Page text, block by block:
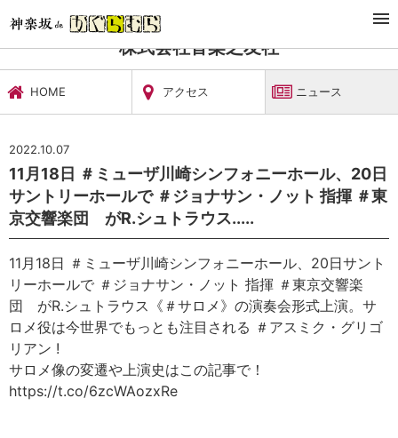
文化施設・ギャラリー
株式会社音楽之友社
HOME アクセス ニュース
2022.10.07
11月18日 ＃ミューザ川崎シンフォニーホール、20日
サントリーホールで ＃ジョナサン・ノット 指揮 ＃東
京交響楽団 がR.シュトラウス.....
11月18日 ＃ミューザ川崎シンフォニーホール、20日サント
リーホールで ＃ジョナサン・ノット 指揮 ＃東京交響楽
団 がR.シュトラウス《＃サロメ》の演奏会形式上演。サ
ロメ役は今世界でもっとも注目される ＃アスミク・グリゴ
リアン !
サロメ像の変遷や上演史はこの記事で！
https://t.co/6zcWAozxRe